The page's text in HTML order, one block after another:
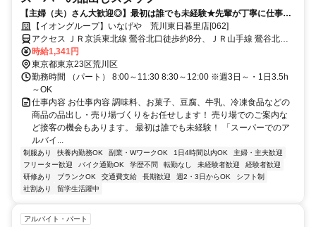
【主婦（夫）さん大歓迎◎】最初は誰でも未経験★先輩が丁寧に仕事を
教えます♪
【イオングループ】いなげや 荒川東日暮里店[062]
アクセス ＪＲ京浜東北線 鶯谷北口徒歩約8分、ＪＲ山手線 鶯谷北口
徒歩約8分、ＪＲ常磐線 三河島徒歩約10分 「鶯谷駅」徒歩8分
時給1,341円
東京都東京23区荒川区
勤務時間 （パート） 8:00～11:30 8:30～12:00 ※週3日～・1日3.5h
～OK
仕事内容 お仕事内容 調味料、お菓子、豆腐、牛乳、冷凍食品などの
商品の品出し・売り場づくりをお任せします！ 売り場でのご案内な
ど接客の機会もあります。 最初は誰でも未経験！ 「スーパーでのア
ルバイ...
制服あり 扶養内勤務OK 副業・WワークOK 1日4時間以内OK
主婦・主夫歓迎
フリーター歓迎
バイク通勤OK 学歴不問 転勤なし 未経験者歓迎
経験者歓迎
研修あり
ブランクOK 交通費支給 長期歓迎 週2・3日からOK
シフト制
社割あり
留学生活躍中
アルバイト・パート